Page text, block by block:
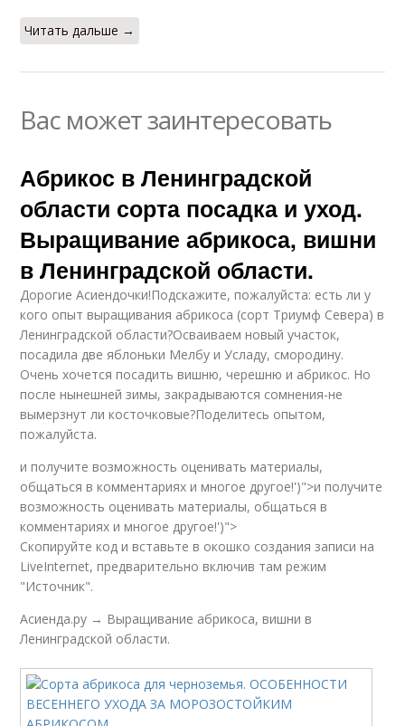
Читать дальше →
Вас может заинтересовать
Абрикос в Ленинградской
области сорта посадка и уход.
Выращивание абрикоса, вишни
в Ленинградской области.
Дорогие Асиендочки!Подскажите, пожалуйста: есть ли у
кого опыт выращивания абрикоса (сорт Триумф Севера) в
Ленинградской области?Осваиваем новый участок,
посадила две яблоньки Мелбу и Усладу, смородину.
Очень хочется посадить вишню, черешню и абрикос. Но
после нынешней зимы, закрадываются сомнения-не
вымерзнут ли косточковые?Поделитесь опытом,
пожалуйста.
и получите возможность оценивать материалы,
общаться в комментариях и многое другое!')">и получите
возможность оценивать материалы, общаться в
комментариях и многое другое!')">
Скопируйте код и вставьте в окошко создания записи на
LiveInternet, предварительно включив там режим
"Источник".
Асиенда.ру → Выращивание абрикоса, вишни в
Ленинградской области.